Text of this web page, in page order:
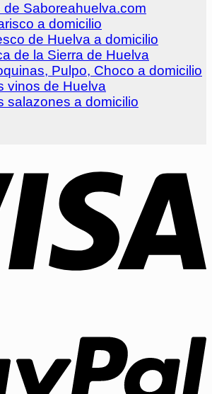
de Saboreahuelva.com
a domicilio
de Huelva a domicilio
de la Sierra de Huelva
Pulpo, Choco a domicilio
vinos de Huelva
salazones a domicilio